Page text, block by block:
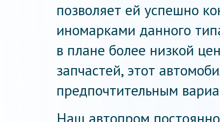
позволяет ей успешно
иномарками данного
в плане более низкой
запчастей, этот
предпочтительным
Наш автопром